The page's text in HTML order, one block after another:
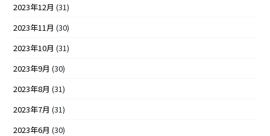
2023年12月 (31)
2023年11月 (30)
2023年10月 (31)
2023年9月 (30)
2023年8月 (31)
2023年7月 (31)
2023年6月 (30)